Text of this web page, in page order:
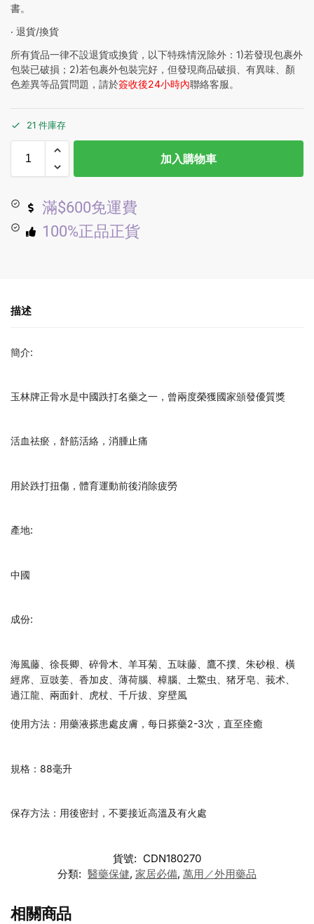
書。
‧ 退貨/換貨
所有貨品一律不設退貨或換貨，以下特殊情況除外：1)若發現包裹外
包裝已破損；2)若包裹外包裝完好，但發現商品破損、有異味、顏
色差異等品質問題，請於簽收後24小時內聯絡客服。
21 件庫存
加入購物車
滿$600免運費
100%正品正貨
描述
簡介:
玉林牌正骨水是中國跌打名藥之一，曾兩度榮獲國家頒發優質獎
活血祛瘀，舒筋活絡，消腫止痛
用於跌打扭傷，體育運動前後消除疲勞
產地:
中國
成份:
海風藤、徐長卿、碎骨木、羊耳菊、五味藤、鷹不撲、朱砂根、橫
經席、豆豉姜、香加皮、薄荷腦、樟腦、土鱉虫、猪牙皂、莪术、
過江龍、兩面針、虎杖、千斤拔、穿壁風
使用方法：用藥液搽患處皮膚，每日搽藥2-3次，直至痊癒
規格：88毫升
保存方法：用後密封，不要接近高溫及有火處
貨號: CDN180270
分類: 醫藥保健, 家居必備, 萬用／外用藥品
相關商品